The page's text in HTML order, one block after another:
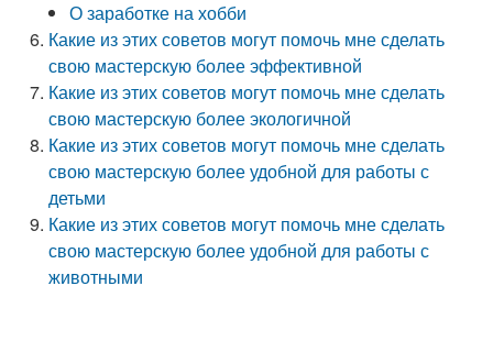
О заработке на хобби
Какие из этих советов могут помочь мне сделать
свою мастерскую более эффективной
Какие из этих советов могут помочь мне сделать
свою мастерскую более экологичной
Какие из этих советов могут помочь мне сделать
свою мастерскую более удобной для работы с
детьми
Какие из этих советов могут помочь мне сделать
свою мастерскую более удобной для работы с
животными